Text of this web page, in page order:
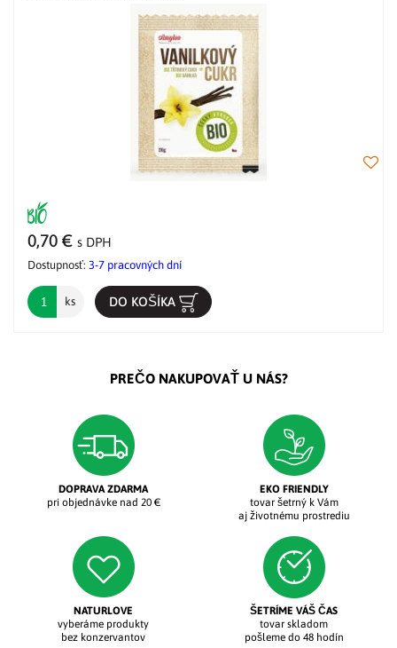
0,70 € s DPH
Dostupnosť: 3-7 pracovných dní
ks DO KOŠÍKA
PREČO NAKUPOVAŤ U NÁS?
DOPRAVA ZDARMA
pri objednávke nad 20 €
EKO FRIENDLY
tovar šetrný k Vám
aj životnému prostrediu
NATURLOVE
vyberáme produkty
bez konzervantov
ŠETRÍME VÁŠ ČAS
tovar skladom
pošleme do 48 hodín